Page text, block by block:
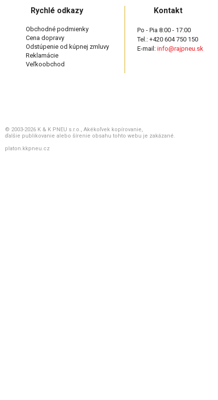
Rychlé odkazy
Obchodné podmienky
Cena dopravy
Odstúpenie od kúpnej zmluvy
Reklamácie
Veľkoobchod
Kontakt
Po - Pia 8:00 - 17:00
Tel.: +420 604 750 150
E-mail: info@rajpneu.sk
© 2003-2026 K & K PNEU s.r.o., Akékoľvek kopírovanie,
ďalšie publikovanie alebo šírenie obsahu tohto webu je zakázané.
platon.kkpneu.cz